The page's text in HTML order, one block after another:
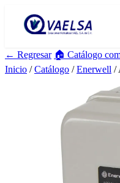
← Regresar 🏠 Catálogo
Inicio /Catálogo /Enerwell /